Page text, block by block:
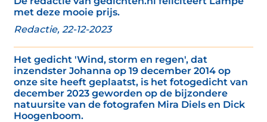
met deze mooie prijs.
Redactie, 22-12-2023
Het gedicht 'Wind, storm en regen', dat
inzendster Johanna op 19 december 2014 op
onze site heeft geplaatst, is het fotogedicht van
december 2023 geworden op de bijzondere
natuursite van de fotografen Mira Diels en Dick
Hoogenboom.